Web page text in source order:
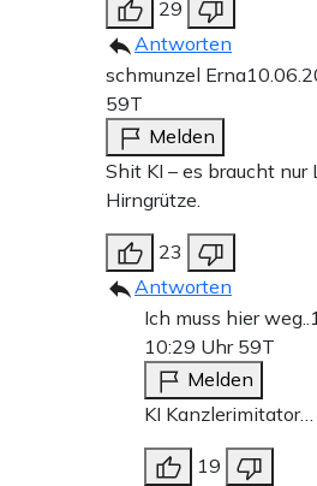
29
Antworten
schmunzel Erna
59T
Melden
Shit KI – es braucht
Hirngrütze.
23
Antworten
Ich muss hier weg..
10:29 Uhr 59T
Melden
KI Kanzlerimitator…
19